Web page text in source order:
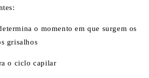
o momento em que surgem os
grisalhos
o ciclo capilar